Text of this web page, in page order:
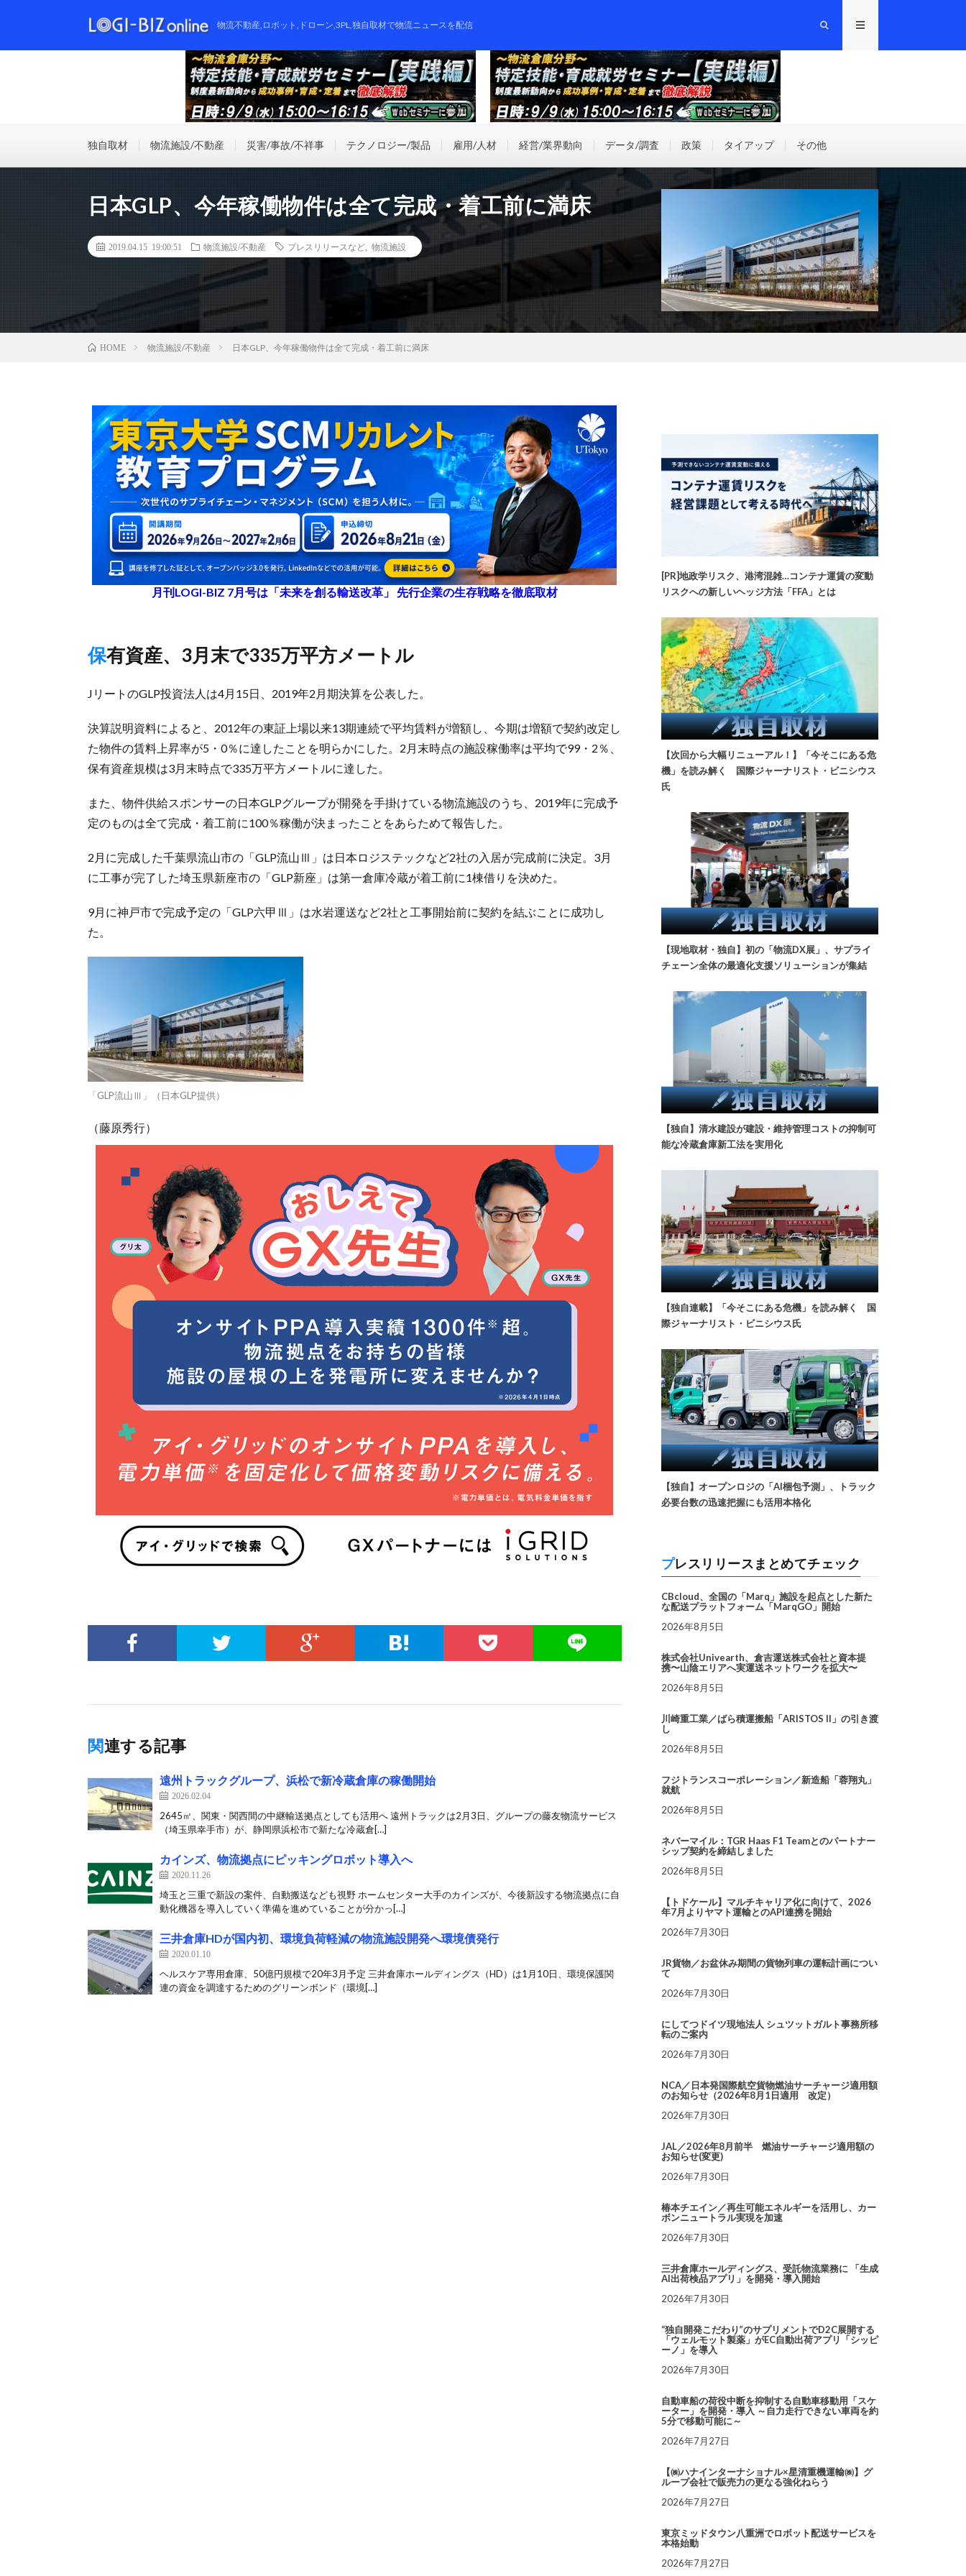
物流不動産,ロボット,ドローン,3PL,独自取材で物流ニュースを配信
独自取材 物流施設/不動産 災害/事故/不祥事 テクノロジー/製品 雇用/人材 経営/業界動向 データ/調査 政策 タイアップ その他
日本GLP、今年稼働物件は全て完成・着工前に満床
2019.04.15 19:00:51 物流施設/不動産 プレスリリースなど 物流施設
HOME 物流施設/不動産 日本GLP、今年稼働物件は全て完成・着工前に満床
月刊LOGI-BIZ 7月号は「未来を創る輸送改革」 先行企業の生存戦略を徹底取材
保有資産、3月末で335万平方メートル
JリートのGLP投資法人は4月15日、2019年2月期決算を公表した。
決算説明資料によると、2012年の東証上場以来13期連続で平均賃料が増額し、今期は増額で契約改定し
た物件の賃料上昇率が5・0％に達したことを明らかにした。2月末時点の施設稼働率は平均で99・2％、
保有資産規模は3月末時点で335万平方メートルに達した。
また、物件供給スポンサーの日本GLPグループが開発を手掛けている物流施設のうち、2019年に完成予
定のものは全て完成・着工前に100％稼働が決まったことをあらためて報告した。
2月に完成した千葉県流山市の「GLP流山Ⅲ」は日本ロジステックなど2社の入居が完成前に決定。3月
に工事が完了した埼玉県新座市の「GLP新座」は第一倉庫冷蔵が着工前に1棟借りを決めた。
9月に神戸市で完成予定の「GLP六甲Ⅲ」は水岩運送など2社と工事開始前に契約を結ぶことに成功し
た。
「GLP流山Ⅲ」（日本GLP提供）
（藤原秀行）
関連する記事
遠州トラックグループ、浜松で新冷蔵倉庫の稼働開始
2026.02.04
2645㎡、関東・関西間の中継輸送拠点としても活用へ 遠州トラックは2月3日、グループの藤友物流サービス
（埼玉県幸手市）が、静岡県浜松市で新たな冷蔵倉[…]
カインズ、物流拠点にピッキングロボット導入へ
2020.11.26
埼玉と三重で新設の案件、自動搬送なども視野 ホームセンター大手のカインズが、今後新設する物流拠点に自
動化機器を導入していく準備を進めていることが分かっ[…]
三井倉庫HDが国内初、環境負荷軽減の物流施設開発へ環境債発行
2020.01.10
ヘルスケア専用倉庫、50億円規模で20年3月予定 三井倉庫ホールディングス（HD）は1月10日、環境保護関
連の資金を調達するためのグリーンボンド（環境[…]
[PR]地政学リスク、港湾混雑…コンテナ運賃の変動
リスクへの新しいヘッジ方法「FFA」とは
【次回から大幅リニューアル！】「今そこにある危
機」を読み解く 国際ジャーナリスト・ビニシウス
氏
【現地取材・独自】初の「物流DX展」、サプライ
チェーン全体の最適化支援ソリューションが集結
【独自】清水建設が建設・維持管理コストの抑制可
能な冷蔵倉庫新工法を実用化
【独自連載】「今そこにある危機」を読み解く 国
際ジャーナリスト・ビニシウス氏
【独自】オープンロジの「AI梱包予測」、トラック
必要台数の迅速把握にも活用本格化
プレスリリースまとめてチェック
CBcloud、全国の「Marq」施設を起点とした新た
な配送プラットフォーム「MarqGO」開始
2026年8月5日
株式会社Univearth、倉吉運送株式会社と資本提
携〜山陰エリアへ実運送ネットワークを拡大〜
2026年8月5日
川崎重工業／ばら積運搬船「ARISTOS II」の引き渡
し
2026年8月5日
フジトランスコーポレーション／新造船「蓉翔丸」
就航
2026年8月5日
ネバーマイル：TGR Haas F1 Teamとのパートナー
シップ契約を締結しました
2026年8月5日
【トドケール】マルチキャリア化に向けて、2026
年7月よりヤマト運輸とのAPI連携を開始
2026年7月30日
JR貨物／お盆休み期間の貨物列車の運転計画につい
て
2026年7月30日
にしてつドイツ現地法人 シュツットガルト事務所移
転のご案内
2026年7月30日
NCA／日本発国際航空貨物燃油サーチャージ適用額
のお知らせ（2026年8月1日適用 改定）
2026年7月30日
JAL／2026年8月前半 燃油サーチャージ適用額の
お知らせ(変更)
2026年7月30日
椿本チエイン／再生可能エネルギーを活用し、カー
ボンニュートラル実現を加速
2026年7月30日
三井倉庫ホールディングス、受託物流業務に 「生成
AI出荷検品アプリ」を開発・導入開始
2026年7月30日
“独自開発こだわり”のサプリメントでD2C展開する
「ウェルモット製薬」がEC自動出荷アプリ「シッピ
ーノ」を導入
2026年7月30日
自動車船の荷役中断を抑制する自動車移動用「スケ
ーター」を開発・導入 ～自力走行できない車両を約
5分で移動可能に～
2026年7月27日
【㈱ハナインターナショナル×星清重機運輸㈱】グ
ループ会社で販売力の更なる強化ねらう
2026年7月27日
東京ミッドタウン八重洲でロボット配送サービスを
本格始動
2026年7月27日